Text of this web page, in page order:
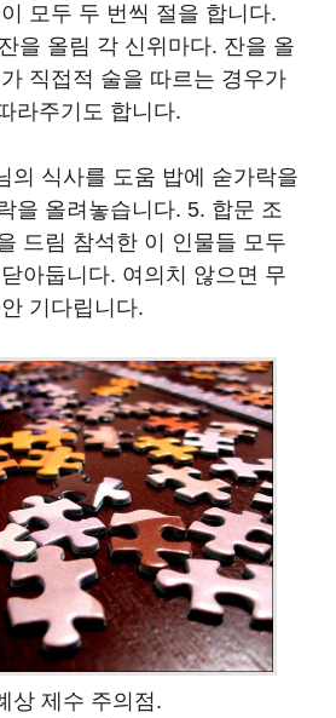
모두 두 번씩 절을 합니다.
을 올림 각 신위마다. 잔을 올
직접적 술을 따르는 경우가
라주기도 합니다.
의 식사를 도움 밥에 숟가락을
을 올려놓습니다. 5. 합문 조
드림 참석한 이 인물들 모두
아둡니다. 여의치 않으면 무
기다립니다.
상 제수 주의점.